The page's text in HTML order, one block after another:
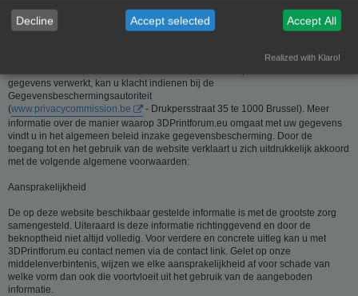
door 3Dprintforum.eu op basis van de contractuele relatie als gevolg van het
registreren van een account dan wel op basis van haar gerechtvaardigd
belang om diensten te verlenen en u hiervoor te contacteren. De informatie
verbeteren of wissen. Daartoe volstaat het ons contact op te nemen via de
gegevens verwerkt, kan u klacht indienen bij de
Gegevensbeschermingsautoriteit
(www.privacycommission.be
- Drukpersstraat 35 te 1000 Brussel). Meer
informatie over de manier waarop 3DPrintforum.eu omgaat met uw gegevens
vindt u in het algemeen beleid inzake gegevensbescherming. Door de
toegang tot en het gebruik van de website verklaart u zich uitdrukkelijk akkoord
met de volgende algemene voorwaarden:
Aansprakelijkheid
De op deze website beschikbaar gestelde informatie is met de grootste zorg
samengesteld. Uiteraard is deze informatie richtinggevend en door de
beknoptheid niet altijd volledig. Voor verdere en concrete uitleg kan u met
3DPrintforum.eu contact nemen via de contact link. Gelet op onze
middelenverbintenis, wijzen we elke aansprakelijkheid af voor schade van
welke vorm dan ook die voortvloeit uit het gebruik van de aangeboden
informatie.
Decline Accept selected Accept All
Realized with Klaro!